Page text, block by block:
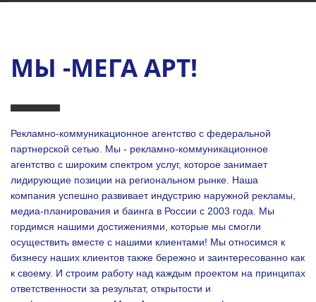
МЫ -МЕГА АРТ!
Рекламно-коммуникационное агентство с федеральной
партнерской сетью. Мы - рекламно-коммуникационное
агентство с широким спектром услуг, которое занимает
лидирующие позиции на региональном рынке. Наша
компания успешно развивает индустрию наружной рекламы,
медиа-планирования и баинга в России с 2003 года. Мы
гордимся нашими достижениями, которые мы смогли
осуществить вместе с нашими клиентами! Мы относимся к
бизнесу наших клиентов также бережно и заинтересованно как
к своему. И строим работу над каждым проектом на принципах
ответственности за результат, открытости и